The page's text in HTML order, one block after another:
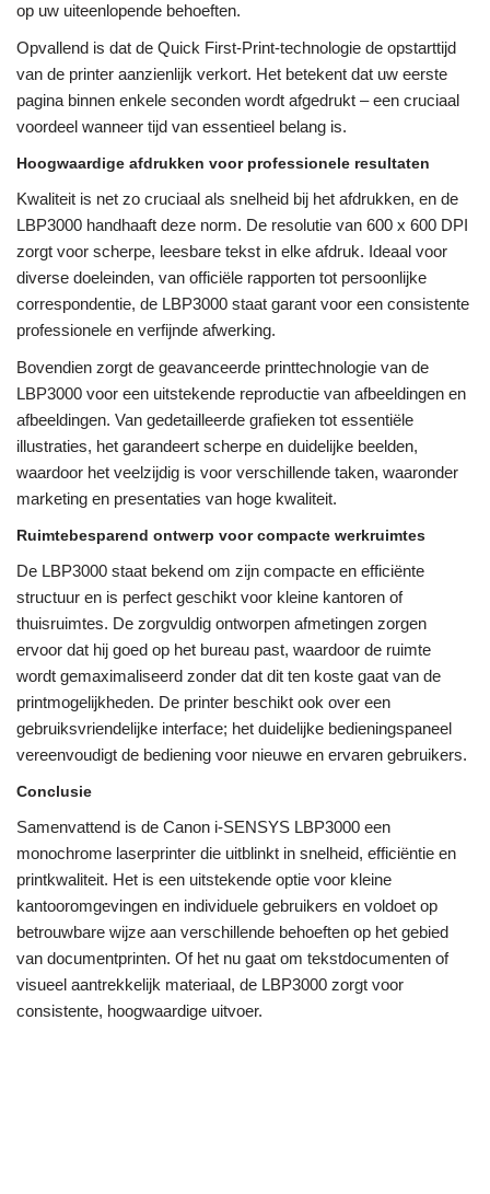
op uw uiteenlopende behoeften.
Opvallend is dat de Quick First-Print-technologie de opstarttijd
van de printer aanzienlijk verkort. Het betekent dat uw eerste
pagina binnen enkele seconden wordt afgedrukt – een cruciaal
voordeel wanneer tijd van essentieel belang is.
Hoogwaardige afdrukken voor professionele resultaten
Kwaliteit is net zo cruciaal als snelheid bij het afdrukken, en de
LBP3000 handhaaft deze norm. De resolutie van 600 x 600 DPI
zorgt voor scherpe, leesbare tekst in elke afdruk. Ideaal voor
diverse doeleinden, van officiële rapporten tot persoonlijke
correspondentie, de LBP3000 staat garant voor een consistente
professionele en verfijnde afwerking.
Bovendien zorgt de geavanceerde printtechnologie van de
LBP3000 voor een uitstekende reproductie van afbeeldingen en
afbeeldingen. Van gedetailleerde grafieken tot essentiële
illustraties, het garandeert scherpe en duidelijke beelden,
waardoor het veelzijdig is voor verschillende taken, waaronder
marketing en presentaties van hoge kwaliteit.
Ruimtebesparend ontwerp voor compacte werkruimtes
De LBP3000 staat bekend om zijn compacte en efficiënte
structuur en is perfect geschikt voor kleine kantoren of
thuisruimtes. De zorgvuldig ontworpen afmetingen zorgen
ervoor dat hij goed op het bureau past, waardoor de ruimte
wordt gemaximaliseerd zonder dat dit ten koste gaat van de
printmogelijkheden. De printer beschikt ook over een
gebruiksvriendelijke interface; het duidelijke bedieningspaneel
vereenvoudigt de bediening voor nieuwe en ervaren gebruikers.
Conclusie
Samenvattend is de Canon i-SENSYS LBP3000 een
monochrome laserprinter die uitblinkt in snelheid, efficiëntie en
printkwaliteit. Het is een uitstekende optie voor kleine
kantooromgevingen en individuele gebruikers en voldoet op
betrouwbare wijze aan verschillende behoeften op het gebied
van documentprinten. Of het nu gaat om tekstdocumenten of
visueel aantrekkelijk materiaal, de LBP3000 zorgt voor
consistente, hoogwaardige uitvoer.